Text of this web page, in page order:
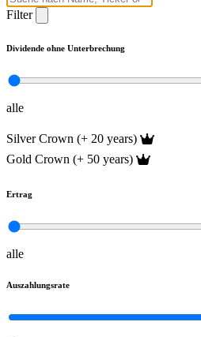
Filter
Dividende ohne Unterbrechung
alle
Silver Crown (+ 20 years)
Gold Crown (+ 50 years)
Ertrag
alle
Auszahlungsrate